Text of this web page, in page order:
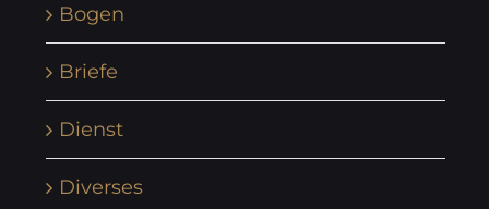
Bogen
Briefe
Dienst
Diverses